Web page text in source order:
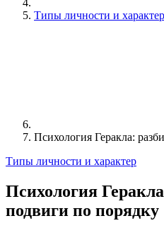
Типы личности и характер
Психология Геракла:
Типы личности и характер
Психология
подвиги по порядку